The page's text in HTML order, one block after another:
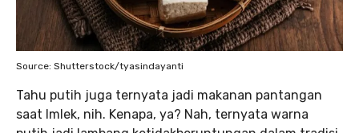
Source: Shutterstock/tyasindayanti
Tahu putih juga ternyata jadi makanan pantangan
saat Imlek, nih. Kenapa, ya? Nah, ternyata warna